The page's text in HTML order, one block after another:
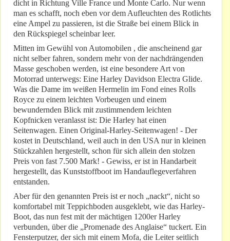
dicht in Richtung Ville France und Monte Carlo. Nur wenn
man es schafft, noch eben vor dem Aufleuchten des Rotlichts
eine Ampel zu passieren, ist die Straße bei einem Blick in
den Rückspiegel scheinbar leer.
Mitten im Gewühl von Automobilen , die anscheinend gar
nicht selber fahren, sondern mehr von der nachdrängenden
Masse geschoben werden, ist eine besondere Art von
Motorrad unterwegs: Eine Harley Davidson Electra Glide.
Was die Dame im weißen Hermelin im Fond eines Rolls
Royce zu einem leichten Vorbeugen und einem
bewundernden Blick mit zustimmendem leichten
Kopfnicken veranlasst ist: Die Harley hat einen
Seitenwagen. Einen Original-Harley-Seitenwagen! - Der
kostet in Deutschland, weil auch in den USA nur in kleinen
Stückzahlen hergestellt, schon für sich allein den stolzen
Preis von fast 7.500 Mark! - Gewiss, er ist in Handarbeit
hergestellt, das Kunststoffboot im Handauflegeverfahren
entstanden.
Aber für den genannten Preis ist er noch „nackt“, nicht so
komfortabel mit Teppichboden ausgeklebt, wie das Harley-
Boot, das nun fest mit der mächtigen 1200er Harley
verbunden, über die „Promenade des Anglaise“ tuckert. Ein
Fensterputzer, der sich mit einem Mofa, die Leiter seitlich